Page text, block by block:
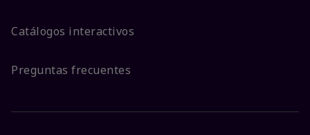
Catálogos interactivos
Preguntas frecuentes